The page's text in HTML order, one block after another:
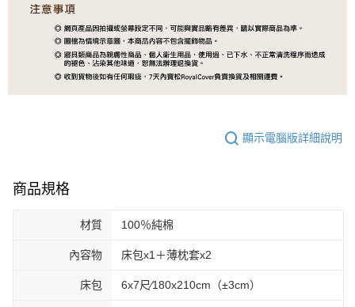
顯示電腦版詳細說明
商品規格
材質 100％純棉
內容物 床包x1＋薄枕套x2
床包 6x7尺∕180x210cm（±3cm）